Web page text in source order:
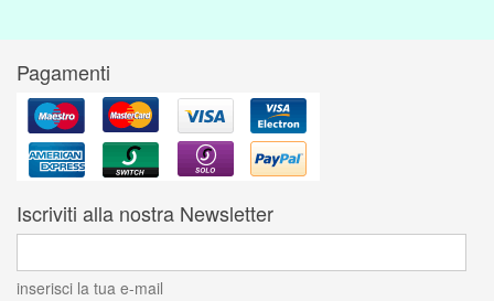
Pagamenti
Iscriviti alla nostra Newsletter
inserisci la tua e-mail